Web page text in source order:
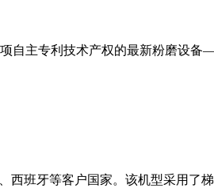
自主专利技术产权的最新粉磨设
班牙等客户国家。该机型采用